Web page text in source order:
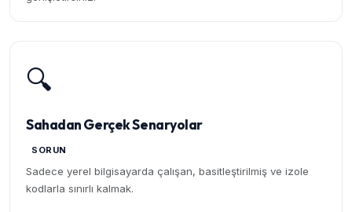
🔍
Sahadan Gerçek Senaryolar
SORUN
Sadece yerel bilgisayarda çalışan, basitleştirilmiş ve izole
kodlarla sınırlı kalmak.